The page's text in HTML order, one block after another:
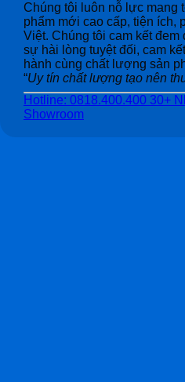
Chúng tôi luôn nỗ lực mang
phẩm mới cao cấp, tiện ích,
Việt. Chúng tôi cam kết đem
sự hài lòng tuyệt đối, cam
hành cùng chất lượng sản
“Uy tín chất lượng tạo nên
Hotline: 0818.400.400 30+
Showroom